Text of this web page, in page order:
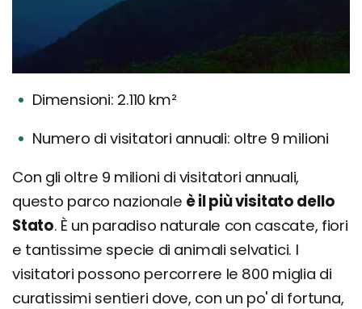
Dimensioni: 2.110 km²
Numero di visitatori annuali: oltre 9 milioni
Con gli oltre 9 milioni di visitatori annuali,
questo parco nazionale è il più visitato dello
Stato. È un paradiso naturale con cascate, fiori
e tantissime specie di animali selvatici. I
visitatori possono percorrere le 800 miglia di
curatissimi sentieri dove, con un po' di fortuna,